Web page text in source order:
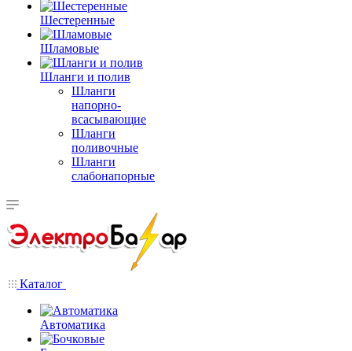
Шестеренные
Шламовые
Шланги и полив
Шланги
напорно-
всасывающие
Шланги
поливочные
Шланги
слабонапорные
Каталог
Автоматика